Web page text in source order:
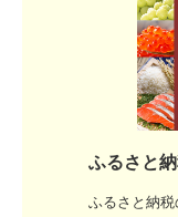
ふるさと
ふるさと納